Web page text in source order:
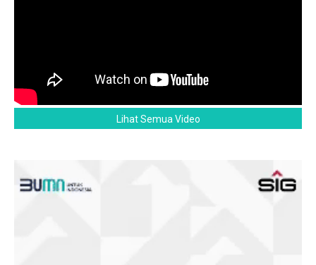
Lihat Semua Video